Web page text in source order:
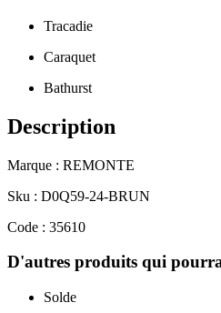
Tracadie
Caraquet
Bathurst
Description
Marque : REMONTE
Sku : D0Q59-24-BRUN
Code : 35610
D'autres produits qui
Solde